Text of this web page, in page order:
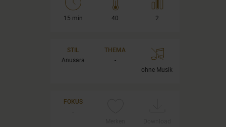
15 min 40 2
STIL
Anusara
THEMA
-
ohne Musik
FOKUS
-